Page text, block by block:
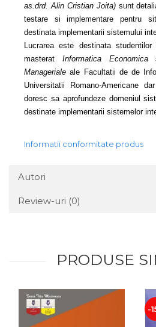
as.drd. Alin Cristian Joita)sunt
testare si implementare pentru
destinata implementarii sistemului
Lucrarea este destinata
masterat Informatica Economica
Manageriale ale Facultatii de de
Universitatii Romano-Americane
doresc sa aprofundeze domeniul
destinate implementarii sistemelor
Informatii conformitate produs
Autori
Review-uri (0)
PRODUSE
-